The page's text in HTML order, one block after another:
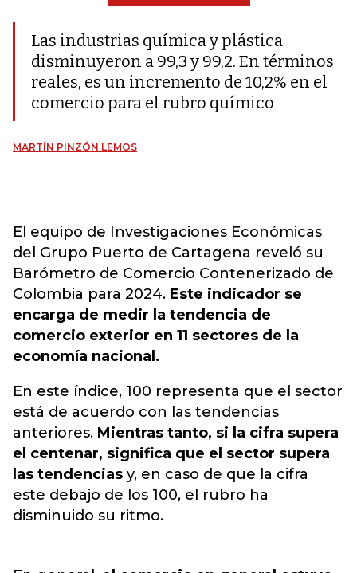
Las industrias química y plástica
disminuyeron a 99,3 y 99,2. En términos
reales, es un incremento de 10,2% en el
comercio para el rubro químico
MARTÍN PINZÓN LEMOS
El equipo de Investigaciones Económicas
del Grupo Puerto de Cartagena reveló su
Barómetro de Comercio Contenerizado de
Colombia para 2024. Este indicador se
encarga de medir la tendencia de
comercio exterior en 11 sectores de la
economía nacional.
En este índice, 100 representa que el sector
está de acuerdo con las tendencias
anteriores. Mientras tanto, si la cifra supera
el centenar, significa que el sector supera
las tendencias y, en caso de que la cifra
este debajo de los 100, el rubro ha
disminuido su ritmo.